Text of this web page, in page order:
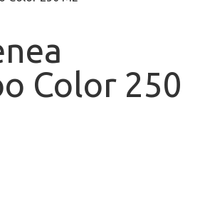
Color 250